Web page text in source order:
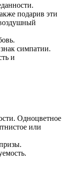
подарив эти
симпатии.
и
Одноцветное
или